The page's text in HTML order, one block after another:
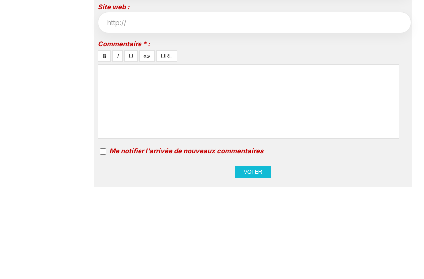
Site web :
Commentaire * :
Me notifier l'arrivée de nouveaux commentaires